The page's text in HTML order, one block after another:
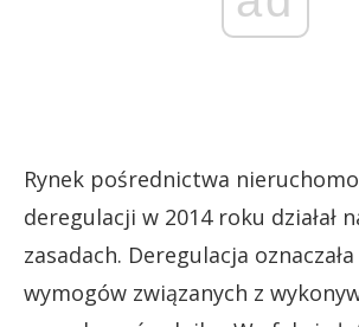
Rynek pośrednictwa
deregulacji w 2014 roku działał
zasadach. Deregulacja
wymogów związanych z